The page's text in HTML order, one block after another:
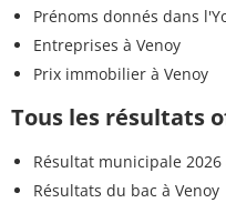
Prénoms donnés dans
Entreprises à Venoy
Prix immobilier à Venoy
Tous les résultats
Résultat municipale 2026
Résultats du bac à Venoy